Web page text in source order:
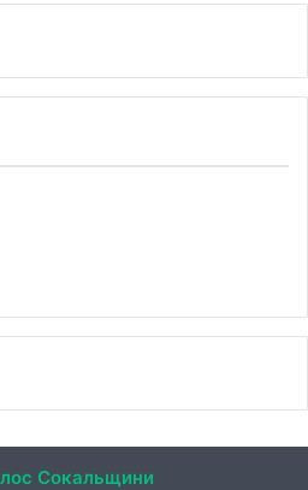
Сокальщини